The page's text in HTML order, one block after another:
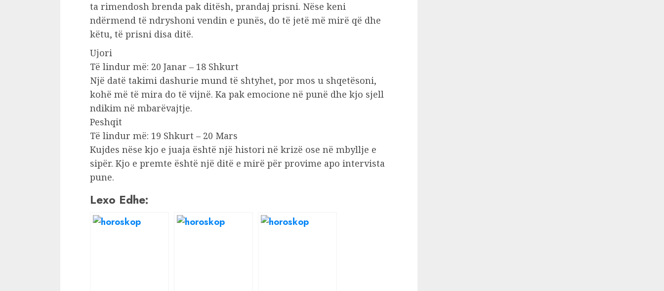
ta rimendosh brenda pak ditësh, prandaj prisni. Nëse keni
ndërmend të ndryshoni vendin e punës, do të jetë më mirë që dhe
këtu, të prisni disa ditë.
Ujori
Të lindur më: 20 Janar – 18 Shkurt
Një datë takimi dashurie mund të shtyhet, por mos u shqetësoni,
kohë më të mira do të vijnë. Ka pak emocione në punë dhe kjo sjell
ndikim në mbarëvajtje.
Peshqit
Të lindur më: 19 Shkurt – 20 Mars
Kujdes nëse kjo e juaja është një histori në krizë ose në mbyllje e
sipër. Kjo e premte është një ditë e mirë për provime apo intervista
pune.
Lexo Edhe: